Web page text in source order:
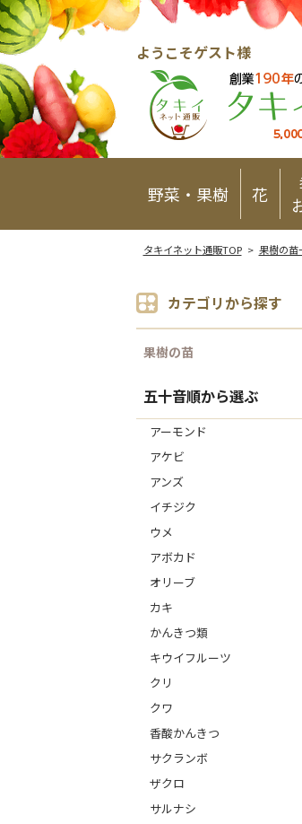
ようこそゲスト様
野菜・果樹 花
タキイネット通販TOP> 果樹の苗
カテゴリから探す
果樹の苗
五十音順から選ぶ
アーモンド
アケビ
アンズ
イチジク
ウメ
アボカド
オリーブ
カキ
かんきつ類
キウイフルーツ
クリ
クワ
香酸かんきつ
サクランボ
ザクロ
サルナシ